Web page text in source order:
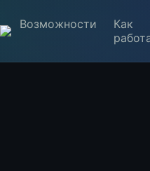
Возможности
Как